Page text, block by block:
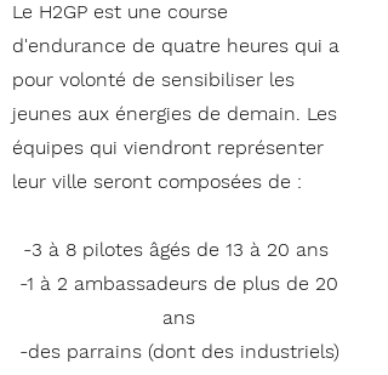
Le H2GP est une course
d'endurance de quatre heures qui a
pour volonté de sensibiliser les
jeunes aux énergies de demain. Les
équipes qui viendront représenter
leur ville seront composées de :
-3 à 8 pilotes âgés de 13 à 20 ans
-1 à 2 ambassadeurs de plus de 20
ans
-des parrains (dont des industriels)